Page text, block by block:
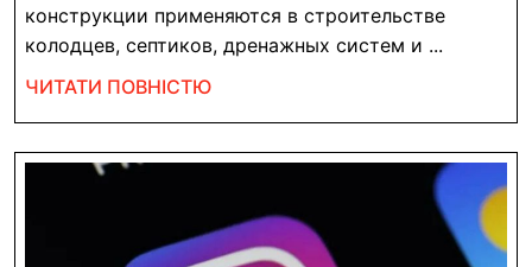
колец:
конструкции применяются в строительстве
колодцев, септиков, дренажных систем и ...
ЧИТАТИ ПОВНІСТЮЧИТАТИ